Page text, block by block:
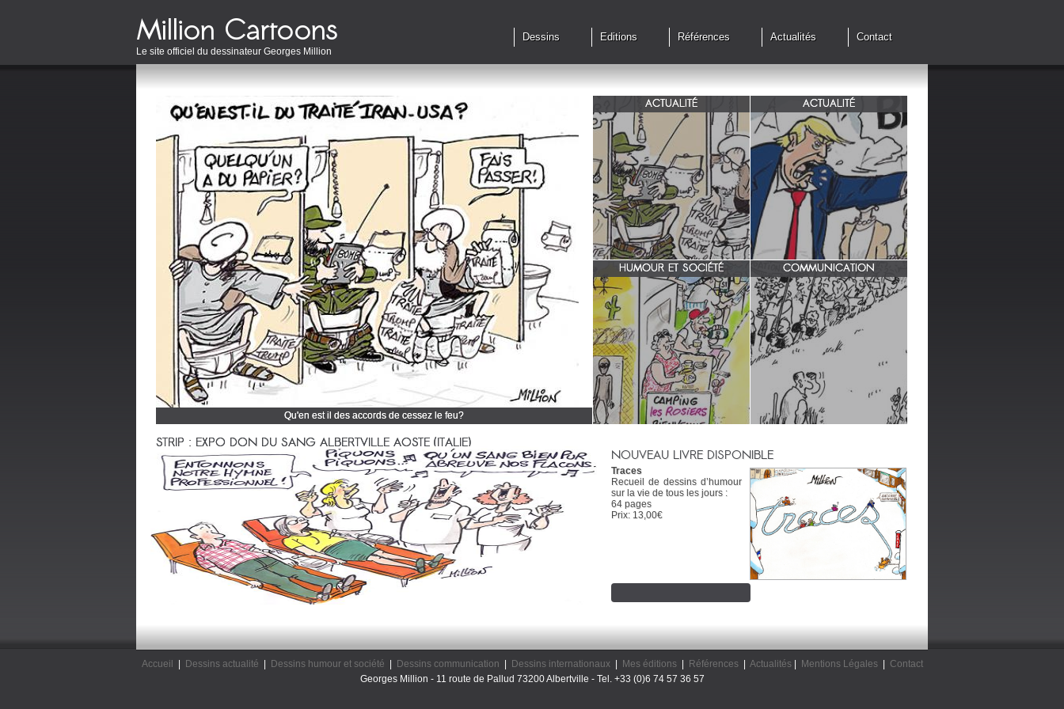
Le site officiel du dessinateur Georges Million
Dessins Editions Références Actualités Contact
Qu'en est il des accords de cessez le feu?
Cliquez et découvrez tous mes dessins d'actualité
ACTUALITÉ
Qu'en est il des accords de cessez
le feu?
ACTUALITÉ
G7 à Evian, Trump, une fois de
plus ,s'en prend aux européens.
HUMOUR ET SOCIÉTÉ
zone 51
COMMUNICATION
INRA/ Rotation des terres.
STRIP : EXPO DON DU SANG ALBERTVILLE AOSTE (ITALIE)
NOUVEAU LIVRE DISPONIBLE
Traces
Recueil de dessins d’humour
sur la vie de tous les jours :
64 pages
Prix: 13,00€
Accueil Dessins actualité Dessins humour et société Dessins communication Dessins internationaux| Mes éditions| Références| Actualités| Mentions Légales|
Contact
Georges Million - 11 route de Pallud 73200 Albertville - Tel. +33 (0)6 74 57 36 57